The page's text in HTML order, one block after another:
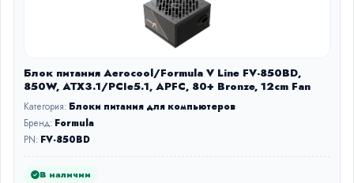
Блок питания Aerocool/Formula V Line FV-850BD,
850W, ATX3.1/PCIe5.1, APFC, 80+ Bronze, 12cm Fan
Категория: Блоки питания для компьютеров
Бренд: Formula
PN: FV-850BD
В наличии